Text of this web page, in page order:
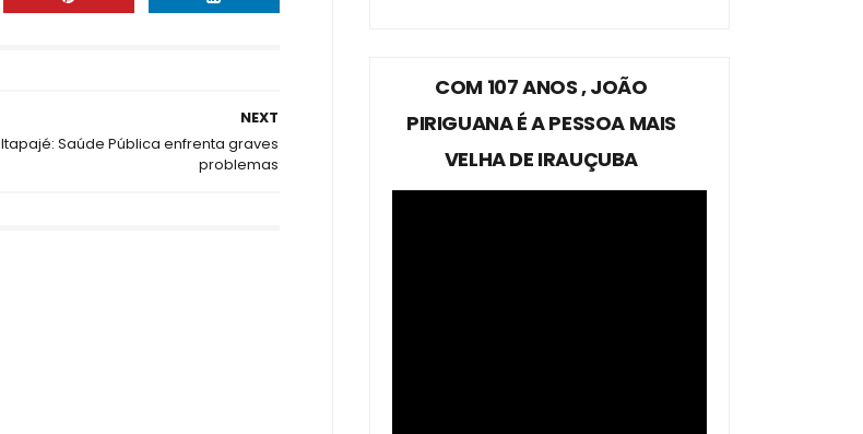
NEXT
Itapajé: Saúde Pública enfrenta graves
problemas
COM 107 ANOS , JOÃO
PIRIGUANA É A PESSOA MAIS
VELHA DE IRAUÇUBA